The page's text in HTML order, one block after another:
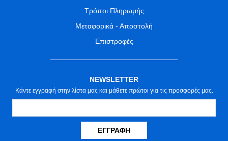
Τρόποι Πληρωμής
Μεταφορικά - Αποστολή
Επιστροφές
NEWSLETTER
Κάντε εγγραφή στην λίστα μας και μάθετε πρώτοι για τις προσφορές μας.
ΕΓΓΡΑΦΉ